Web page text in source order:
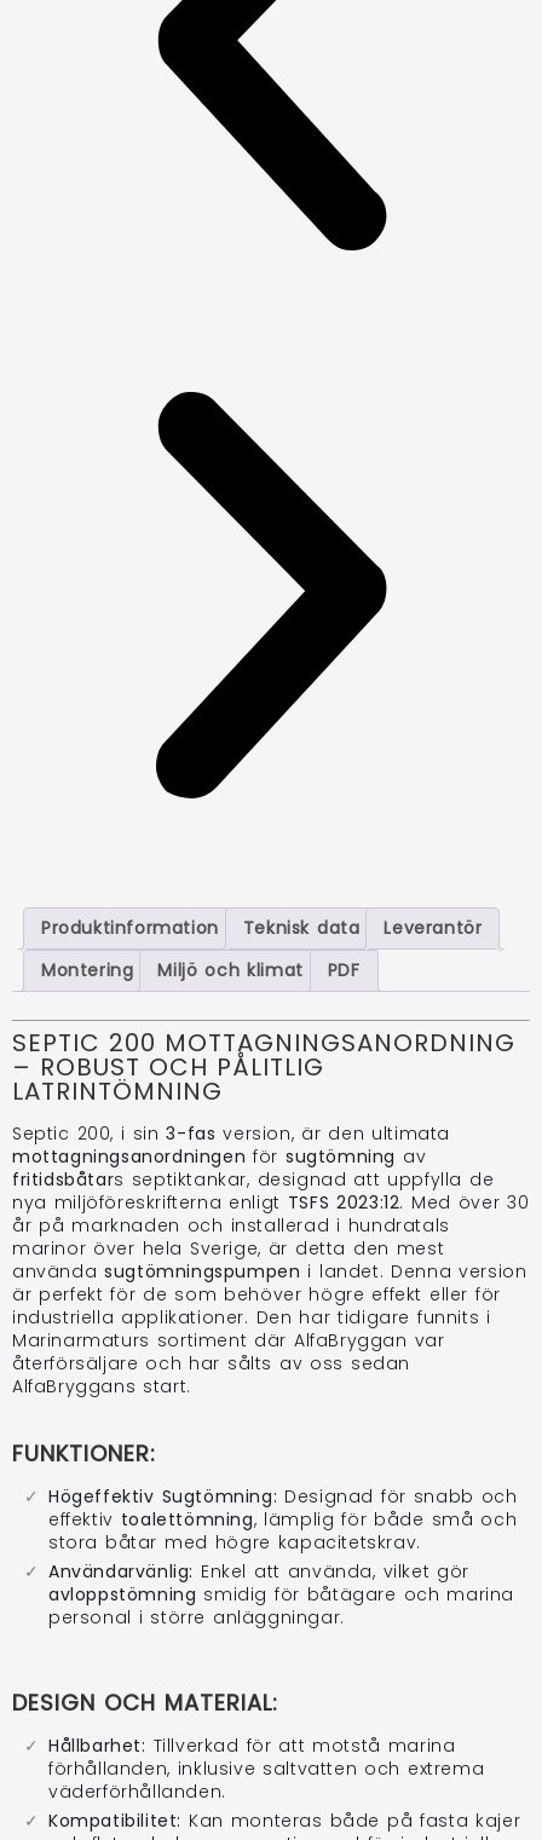
Produktinformation Teknisk data
Leverantör
Montering
Miljö och klimat PDF
SEPTIC 200 MOTTAGNINGSANORDNING
– ROBUST OCH PÅLITLIG
LATRINTÖMNING
Septic 200, i sin3-fas version, är den ultimata
mottagningsanordningen försugtömning av
fritidsbåtars septiktankar, designad att uppfylla de
nya miljöföreskrifterna enligt TSFS 2023:12. Med över 30
år på marknaden och installerad i hundratals
marinor över hela Sverige, är detta den mest
användasugtömningspumpen i landet. Denna version
är perfekt för de som behöver högre effekt eller för
industriella applikationer. Den har tidigare funnits i
Marinarmaturs sortiment där AlfaBryggan var
återförsäljare och har sålts av oss sedan
AlfaBryggans start.
FUNKTIONER:
Högeffektiv Sugtömning: Designad för snabb och
effektiv toalettömning, lämplig för både små och
stora båtar med högre kapacitetskrav.
Användarvänlig: Enkel att använda, vilket gör
avloppstömning smidig för båtägare och marina
personal i större anläggningar.
DESIGN OCH MATERIAL:
Hållbarhet: Tillverkad för att motstå marina
förhållanden, inklusive saltvatten och extrema
väderförhållanden.
Kompatibilitet: Kan monteras både på fasta kajer